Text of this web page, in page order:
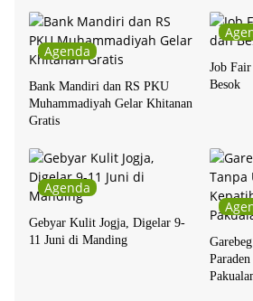
Agenda
Bank Mandiri dan RS PKU
Muhammadiyah Gelar Khitanan
Gratis
Job
Besok
Agenda
Gebyar Kulit Jogja, Digelar 9-
11 Juni di Manding